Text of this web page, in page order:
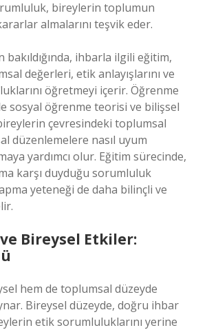
bireylerin toplumun
almalarını teşvik eder.
bakıldığında, ihbarla ilgili eğitim,
değerleri, etik anlayışlarını ve
öğretmeyi içerir. Öğrenme
sosyal öğrenme teorisi ve bilişsel
çevresindeki toplumsal
düzenlemelere nasıl uyum
yardımcı olur. Eğitim sürecinde,
karşı duyduğu sorumluluk
yeteneği de daha bilinçli ve
Bireysel Etkiler:
hem de toplumsal düzeyde
Bireysel düzeyde, doğru ihbar
etik sorumluluklarını yerine